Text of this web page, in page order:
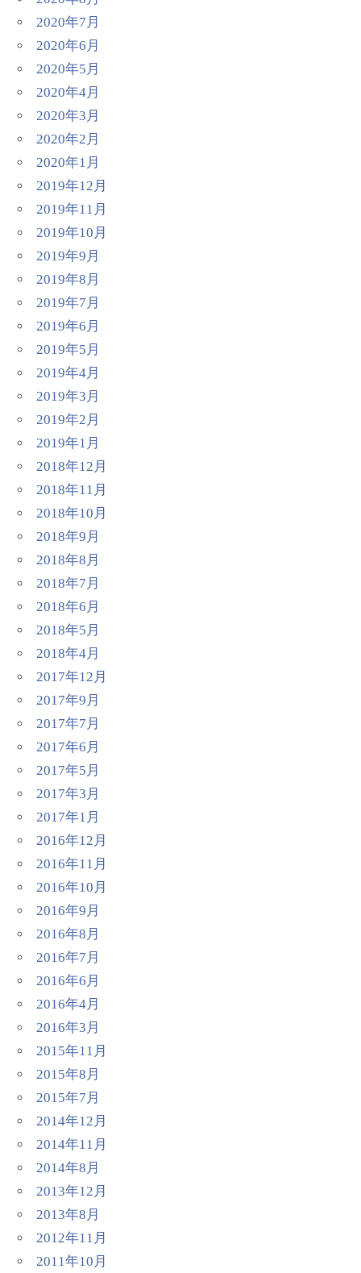
2020年7月
2020年6月
2020年5月
2020年4月
2020年3月
2020年2月
2020年1月
2019年12月
2019年11月
2019年10月
2019年9月
2019年8月
2019年7月
2019年6月
2019年5月
2019年4月
2019年3月
2019年2月
2019年1月
2018年12月
2018年11月
2018年10月
2018年9月
2018年8月
2018年7月
2018年6月
2018年5月
2018年4月
2017年12月
2017年9月
2017年7月
2017年6月
2017年5月
2017年3月
2017年1月
2016年12月
2016年11月
2016年10月
2016年9月
2016年8月
2016年7月
2016年6月
2016年4月
2016年3月
2015年11月
2015年8月
2015年7月
2014年12月
2014年11月
2014年8月
2013年12月
2013年8月
2012年11月
2011年10月